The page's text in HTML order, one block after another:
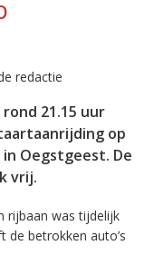
redactie
21.15 uur
op
in Oegstgeest. De
vrij.
rijbaan was tijdelijk
de betrokken auto’s